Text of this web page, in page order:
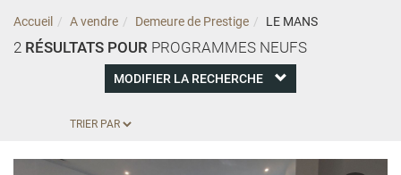
Accueil A vendre Demeure de Prestige LE MANS
2 RÉSULTATS POUR PROGRAMMES NEUFS
MODIFIER LA RECHERCHE